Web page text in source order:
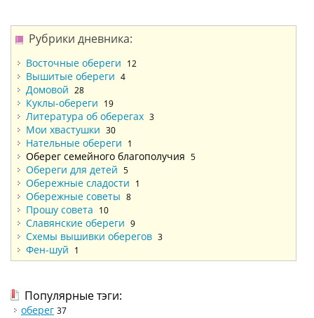
Рубрики дневника:
Восточные обереги 12
Вышитые обереги 4
Домовой 28
Куклы-обереги 19
Литература об оберегах 3
Мои хвастушки 30
Нательные обереги 1
Оберег семейного благополучия 5
Обереги для детей 5
Обережные сладости 1
Обережные советы 8
Прошу совета 10
Славянские обереги 9
Схемы вышивки оберегов 3
Фен-шуй 1
Популярные тэги:
оберег 37